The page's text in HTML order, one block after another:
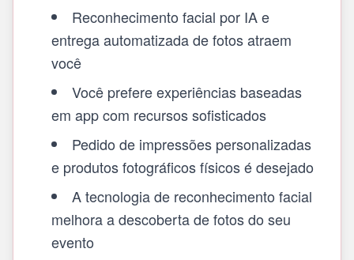
Reconhecimento facial por IA e
entrega automatizada de fotos atraem
você
Você prefere experiências baseadas
em app com recursos sofisticados
Pedido de impressões personalizadas
e produtos fotográficos físicos é desejado
A tecnologia de reconhecimento facial
melhora a descoberta de fotos do seu
evento